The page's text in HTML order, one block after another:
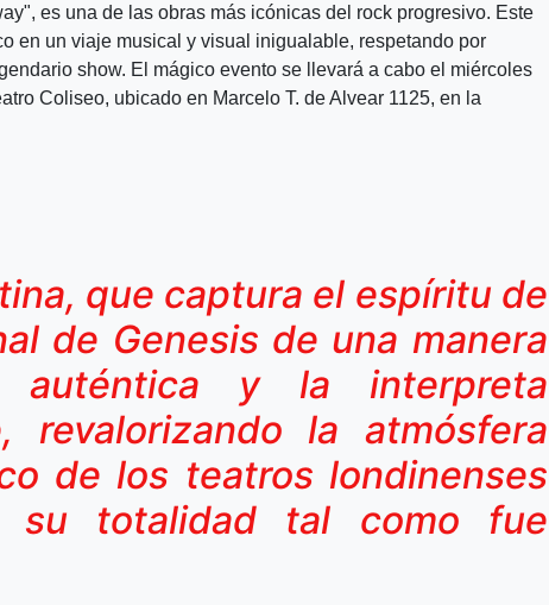
es una de las obras más icónicas del rock progresivo. Este
en un viaje musical y visual inigualable, respetando por
show. El mágico evento se llevará a cabo el miércoles
Coliseo, ubicado en Marcelo T. de Alvear 1125, en la
que captura el espíritu de
de Genesis de una manera
auténtica y la interpreta
revalorizando la atmósfera
de los teatros londinenses
totalidad tal como fue